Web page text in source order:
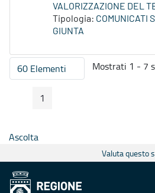
VALORIZZAZIONE DEL
Tipologia: COMUNICATI
GIUNTA
60 ElementiPer pagina
Mostrati 1 - 7
Pagina Precedente
Pagina
1
Ascolta
Valuta questo